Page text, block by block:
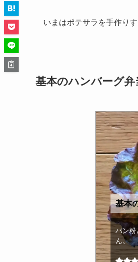
いまはポテサラを手作り
基本のハンバーグ
基本
パン粉
ん。